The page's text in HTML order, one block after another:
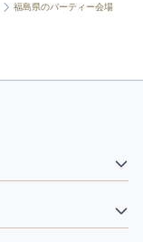
福島県のパーティー会場